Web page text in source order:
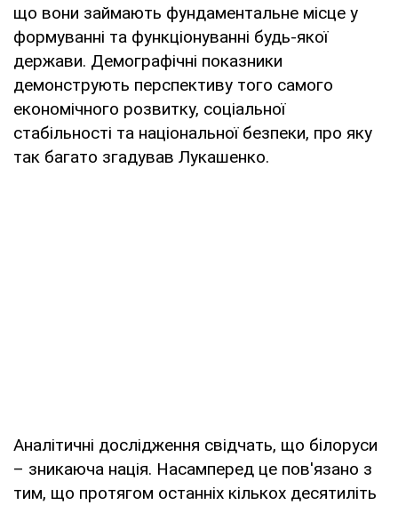
що вони займають фундаментальне місце у
формуванні та функціонуванні будь-якої
держави. Демографічні показники
демонструють перспективу того самого
економічного розвитку, соціальної
стабільності та національної безпеки, про яку
так багато згадував Лукашенко.
Аналітичні дослідження свідчать, що білоруси
– зникаюча нація. Насамперед це пов'язано з
тим, що протягом останніх кількох десятиліть